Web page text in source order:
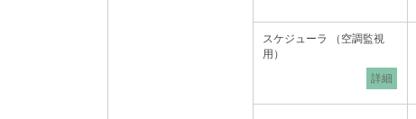
スケジューラ （空調監視
用）
詳細